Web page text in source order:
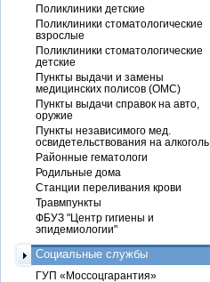
Поликлиники детские
Поликлиники стоматологические
взрослые
Поликлиники стоматологические
детские
Пункты выдачи и замены
медицинских полисов (ОМС)
Пункты выдачи справок на авто,
оружие
Пункты независимого мед.
освидетельствования на алкоголь
Районные гематологи
Родильные дома
Станции переливания крови
Травмпункты
ФБУЗ "Центр гигиены и
эпидемиологии"
Социальные службы
ГУП «Моссоцгарантия»